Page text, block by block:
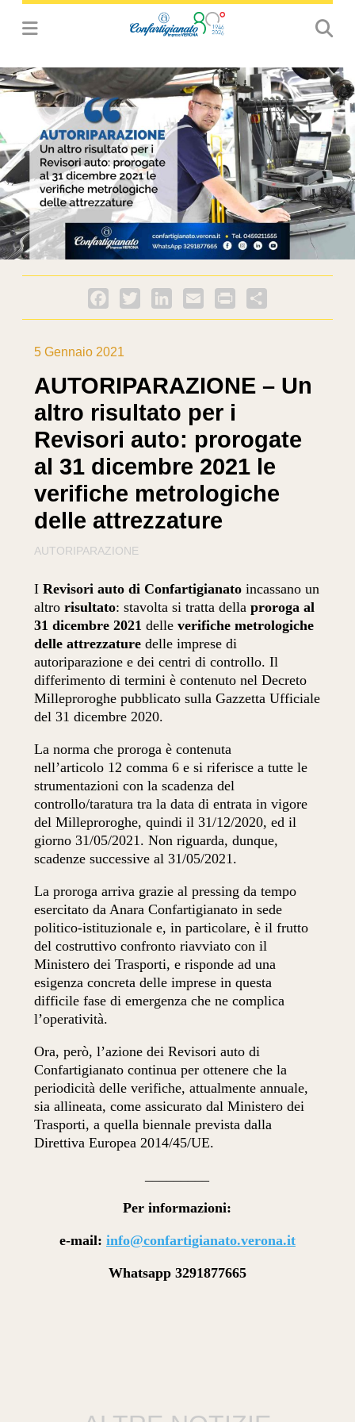
Facebook
Twitter LinkedInEmail PrintFriendly
5 Gennaio 2021
AUTORIPARAZIONE – Un
altro risultato per i
Revisori auto: prorogate
al 31 dicembre 2021 le
verifiche metrologiche
delle attrezzature
AUTORIPARAZIONE
IRevisori auto di Confartigianato incassano un
altrorisultato: stavolta si tratta dellaproroga al
31 dicembre 2021 delleverifiche metrologiche
delle attrezzature delle imprese di
autoriparazione e dei centri di controllo. Il
differimento di termini è contenuto nel Decreto
Milleproroghe pubblicato sulla Gazzetta Ufficiale
del 31 dicembre 2020.
La norma che proroga è contenuta
nell’articolo 12 comma 6 e si riferisce a tutte le
strumentazioni con la scadenza del
controllo/taratura tra la data di entrata in vigore
del Milleproroghe, quindi il 31/12/2020, ed il
giorno 31/05/2021. Non riguarda, dunque,
scadenze successive al 31/05/2021.
La proroga arriva grazie al pressing da tempo
esercitato da Anara Confartigianato in sede
politico-istituzionale e, in particolare, è il frutto
del costruttivo confronto riavviato con il
Ministero dei Trasporti, e risponde ad una
esigenza concreta delle imprese in questa
difficile fase di emergenza che ne complica
l’operatività.
Ora, però, l’azione dei Revisori auto di
Confartigianato continua per ottenere che la
periodicità delle verifiche, attualmente annuale,
sia allineata, come assicurato dal Ministero dei
Trasporti, a quella biennale prevista dalla
Direttiva Europea 2014/45/UE.
Per informazioni:
e-mail: info@confartigianato.verona.it
Whatsapp 3291877665